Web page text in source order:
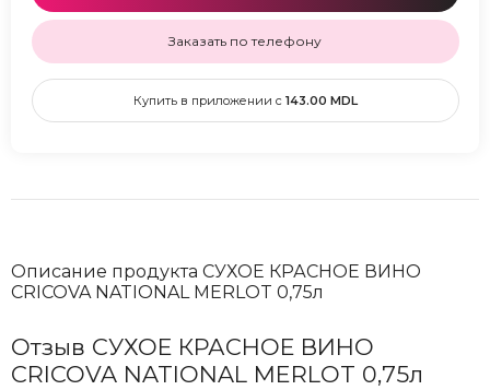
Заказать по телефону
Купить в приложении с 143.00 MDL
Описание продукта СУХОЕ КРАСНОЕ ВИНО
CRICOVA NATIONAL MERLOT 0,75л
Отзыв СУХОЕ КРАСНОЕ ВИНО
CRICOVA NATIONAL MERLOT 0,75л